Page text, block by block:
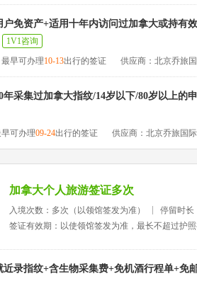
户免资产+适用十年内访问过加拿大或持有
1V1咨询
最早可办理10-13出行的签证 供应商：北京乔旅
年采集过加拿大指纹/14岁以下/80岁以上的
可办理09-24出行的签证 供应商：北京乔旅国
加拿大个人旅游签证多次
入境次数：多次（以领馆签发为准）
停留时长
签证有效期：以使领馆签发为准，最长不超过护
近录指纹+含生物采集费+免机酒行程单+免